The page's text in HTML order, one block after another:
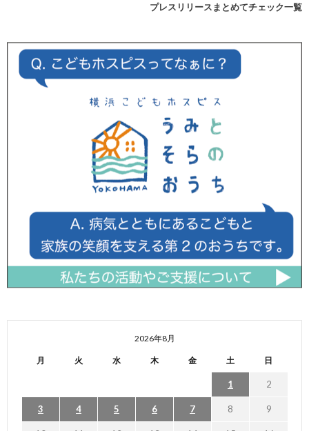
プレスリリースまとめてチェック一覧
2026年8月
月 火 水 木 金 土 日
1 2
3 4 5 6 7 8 9